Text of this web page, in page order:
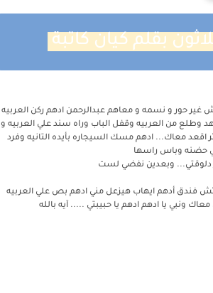
بقلم كيان كاتبة
حور و نسمه و معاهم عبدالرحمن ادهم ركن العربيه
وطلع من العربيه وقفل الباب وراه سند علي العربيه و
اقعد معاك... ادهم مسك السيجاره بأيده التانيه وفرد
في حضنه وباس راسها
دلوقتي... وبعدين نفضي لست
فندق أدهم ايهاب هيزعل مني ادهم بص علي العربيه
ونبي يا ادهم ادهم يا حبيبتي ..... آيه بالله